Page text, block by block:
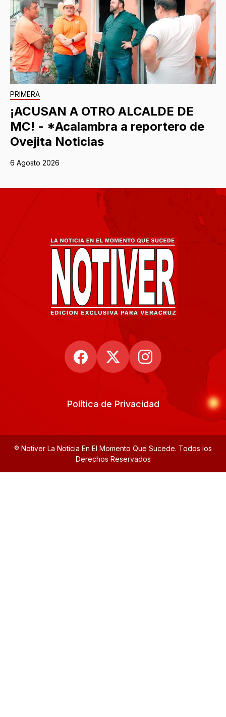
PRIMERA
¡ACUSAN A OTRO ALCALDE DE
MC! - *Acalambra a reportero de
Ovejita Noticias
6 Agosto 2026
Política de Privacidad
® Notiver La Noticia En El Momento Que Sucede. Todos los
Derechos Reservados